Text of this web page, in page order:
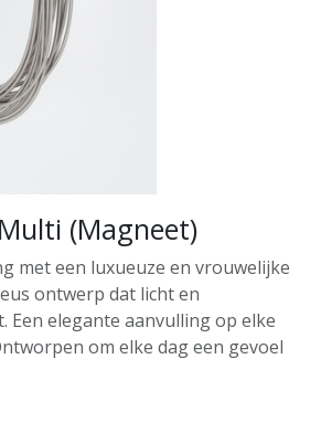
(Magneet)
met een luxueuze en vrouwelijke
ontwerp dat licht en
Een elegante aanvulling op elke
om elke dag een gevoel